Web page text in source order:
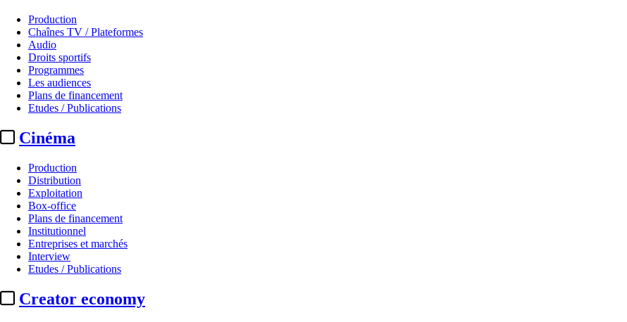
Production
Chaînes TV / Plateformes
Audio
Droits sportifs
Programmes
Les audiences
Plans de financement
Etudes / Publications
Cinéma
Production
Distribution
Exploitation
Box-office
Plans de financement
Institutionnel
Entreprises et marchés
Interview
Etudes / Publications
Creator economy